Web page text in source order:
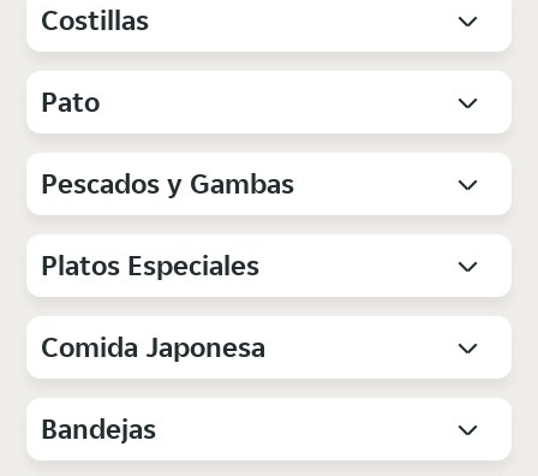
Costillas
Pato
Pescados y Gambas
Platos Especiales
Comida Japonesa
Bandejas